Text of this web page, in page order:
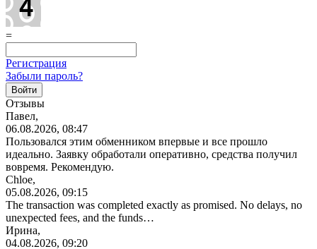
=
Регистрация
Забыли пароль?
Отзывы
Павел,
06.08.2026, 08:47
Пользовался этим обменником впервые и все прошло
идеально. Заявку обработали оперативно, средства получил
вовремя. Рекомендую.
Chloe,
05.08.2026, 09:15
The transaction was completed exactly as promised. No delays, no
unexpected fees, and the funds…
Ирина,
04.08.2026, 09:20